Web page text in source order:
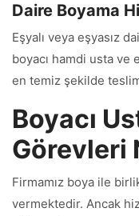
Daire Boyama
Eşyalı veya eşyasız
boyacı hamdi usta ve
en temiz şekilde
Boyacı
Görevleri
Firmamız boya ile
vermektedir. Ancak